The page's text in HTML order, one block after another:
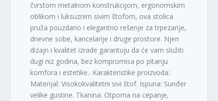
čvrstom metalnom konstrukcijom, ergonomskim
oblikom i luksuznim sivim štofom, ova stolica
pruža pouzdano i elegantno rešenje za trpezarije,
dnevne sobe, kancelarije i druge prostore. Njen
dizajn i kvalitet izrade garantuju da će vam služiti
dugi niz godina, bez kompromisa po pitanju
komfora i estetike.. Karakteristike proizvoda:.
Materijal: Visokokvalitetni sivi štof. Ispuna: Sunđer
velike gustine. Tkanina: Otporna na cepanje,